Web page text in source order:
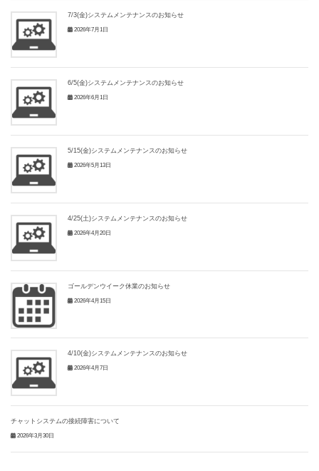
7/3(金)システムメンテナンスのお知らせ
2026年7月1日
6/5(金)システムメンテナンスのお知らせ
2026年6月1日
5/15(金)システムメンテナンスのお知らせ
2026年5月13日
4/25(土)システムメンテナンスのお知らせ
2026年4月20日
ゴールデンウイーク休業のお知らせ
2026年4月15日
4/10(金)システムメンテナンスのお知らせ
2026年4月7日
チャットシステムの接続障害について
2026年3月30日